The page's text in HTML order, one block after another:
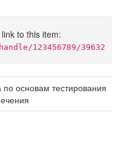
to this item:
123456789/39632
основам тестирования